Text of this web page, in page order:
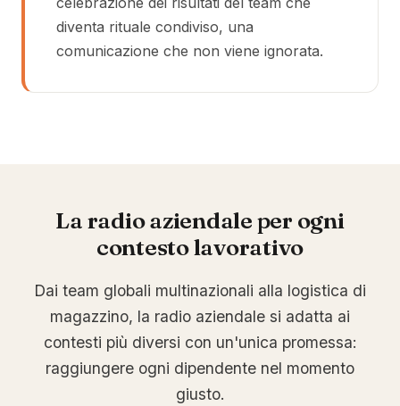
diventa rituale condiviso, una
comunicazione che non viene ignorata.
La radio aziendale per ogni
contesto lavorativo
Dai team globali multinazionali alla logistica di
magazzino, la radio aziendale si adatta ai
contesti più diversi con un'unica promessa:
raggiungere ogni dipendente nel momento
giusto.